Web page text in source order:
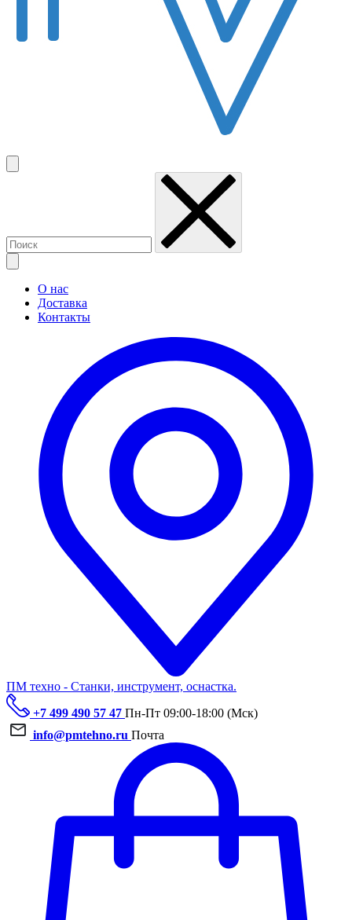
О нас
Доставка
Контакты
ПМ техно - Станки, инструмент, оснастка.
+7 499 490 57 47 Пн-Пт 09:00-18:00 (Мск)
info@pmtehno.ru Почта